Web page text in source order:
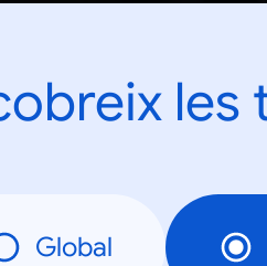
les
Global